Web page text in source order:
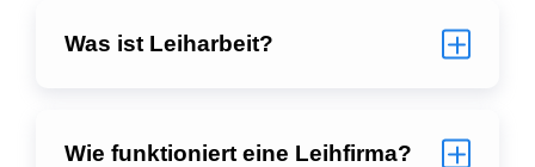
Was ist Leiharbeit?
Wie funktioniert eine Leihfirma?